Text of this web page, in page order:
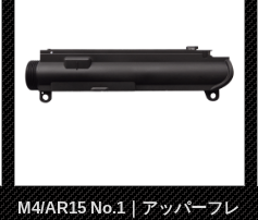
M4/AR15 No.1｜アッパーフレ